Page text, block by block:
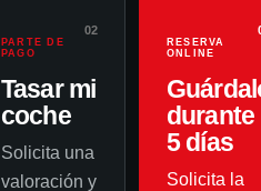
02
PARTE DE
PAGO
Tasar mi
coche
Solicita una
valoración y
RESERVA
ONLINE
durante
5 días
Solicita la